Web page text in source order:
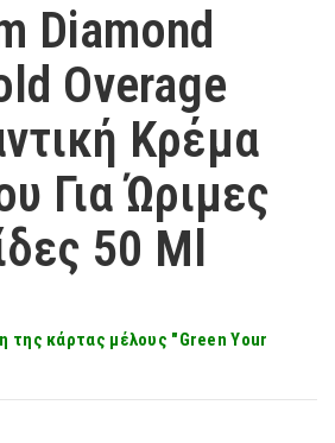
Diamond
Overage
Κρέμα
Για Ώριμες
50 Ml
της κάρτας μέλους "Green Your